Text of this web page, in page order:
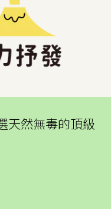
天然無毒的頂級